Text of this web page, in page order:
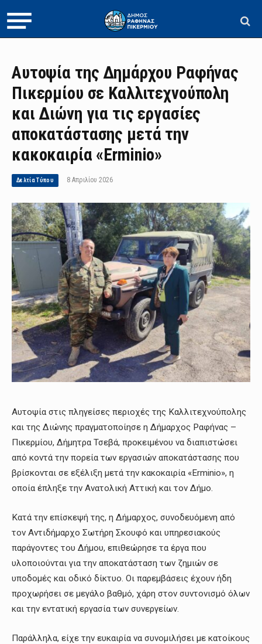
Αυτοψία της Δημάρχου Ραφήνας
Πικερμίου σε Καλλιτεχνούπολη
και Διώνη για τις εργασίες
αποκατάστασης μετά την
κακοκαιρία «Erminio»
Δελτία Τύπου 8 Απριλίου 2026
Αυτοψία στις πληγείσες περιοχές της Καλλιτεχνούπολης
και της Διώνης πραγματοποίησε η Δήμαρχος Ραφήνας –
Πικερμίου, Δήμητρα Τσεβά, προκειμένου να διαπιστώσει
από κοντά την πορεία των εργασιών αποκατάστασης που
βρίσκονται σε εξέλιξη μετά την κακοκαιρία «Erminio», η
οποία έπληξε την Ανατολική Αττική και τον Δήμο.
Κατά την επίσκεψή της, η Δήμαρχος, συνοδευόμενη από
τον Αντιδήμαρχο Σωτήρη Σκουφό και υπηρεσιακούς
παράγοντες του Δήμου, επιθεώρησε τα έργα που
υλοποιούνται για την αποκατάσταση των ζημιών σε
υποδομές και οδικό δίκτυο. Οι παρεμβάσεις έχουν ήδη
προχωρήσει σε μεγάλο βαθμό, χάρη στον συντονισμό όλων
και την εντατική εργασία των συνεργείων.
Παράλληλα, είχε την ευκαιρία να συνομιλήσει με κατοίκους